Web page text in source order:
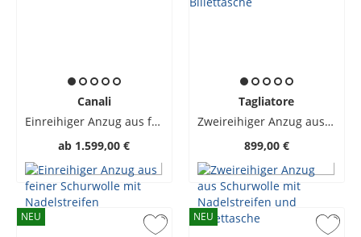
Canali
Einreihiger Anzug aus feiner Schurwolle mit Nadelstreifen
ab 1.599,00 €
Tagliatore
Zweireihiger Anzug aus Schurwolle mit Nadelstreifen und Billettasche
899,00 €
NEU NEU